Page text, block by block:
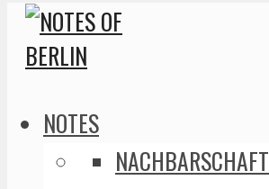
NOTES
NACHBARSCHAFT